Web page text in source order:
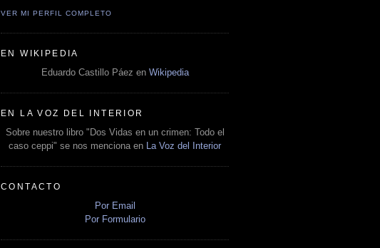
VER MI PERFIL COMPLETO
EN WIKIPEDIA
Eduardo Castillo Páez en Wikipedia
EN LA VOZ DEL INTERIOR
Sobre nuestro libro "Dos Vidas en un crimen: Todo el
caso ceppi" se nos menciona en
La Voz del Interior
CONTACTO
Por Email
Por Formulario